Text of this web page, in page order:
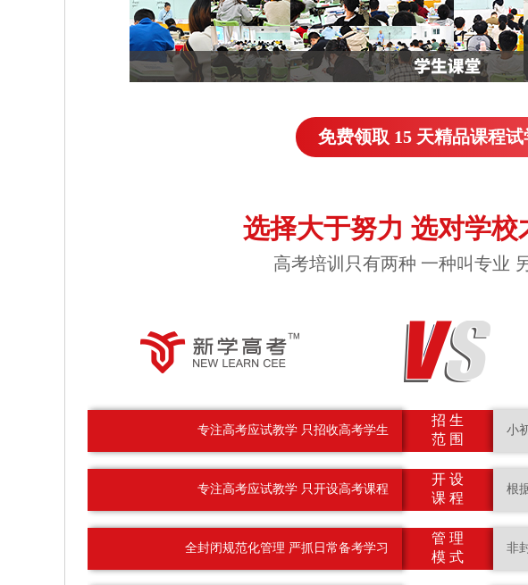
免费领取 15 天精品课程
选择大于努力 选对学校
高考培训只有两种 一种叫专业
专注高考应试教学 只招收高考学生
专注高考应试教学 只开设高考课程
全封闭规范化管理 严抓日常备考学习
招 生
范 围
开 设
课 程
管 理
模 式
小
根
非